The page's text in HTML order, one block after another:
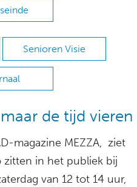
Senioren Visie
de tijd vieren
magazine MEZZA, ziet
zitten in het publiek bij
van 12 tot 14 uur,